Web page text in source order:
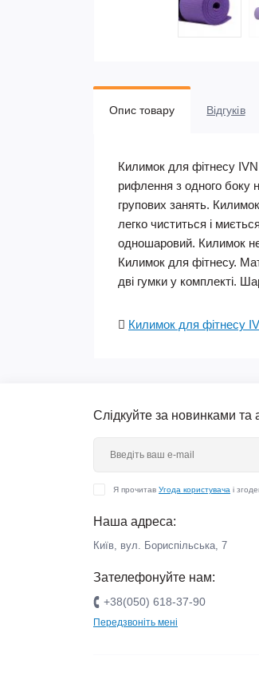
Опис товару Відгуків
Килимок для фітнесу
рифлення з одного боку
групових занять.
легко чиститься і
одношаровий. Килимок не
Килимок для фітнесу.
дві гумки у комплекті.
Килимок для фітнесу
Слідкуйте за новинками та
Я прочитав Угода користувача і
Наша адреса:
Київ, вул. Бориспільська, 7
Зателефонуйте нам:
+38(050) 618-37-90
Передзвоніть мені